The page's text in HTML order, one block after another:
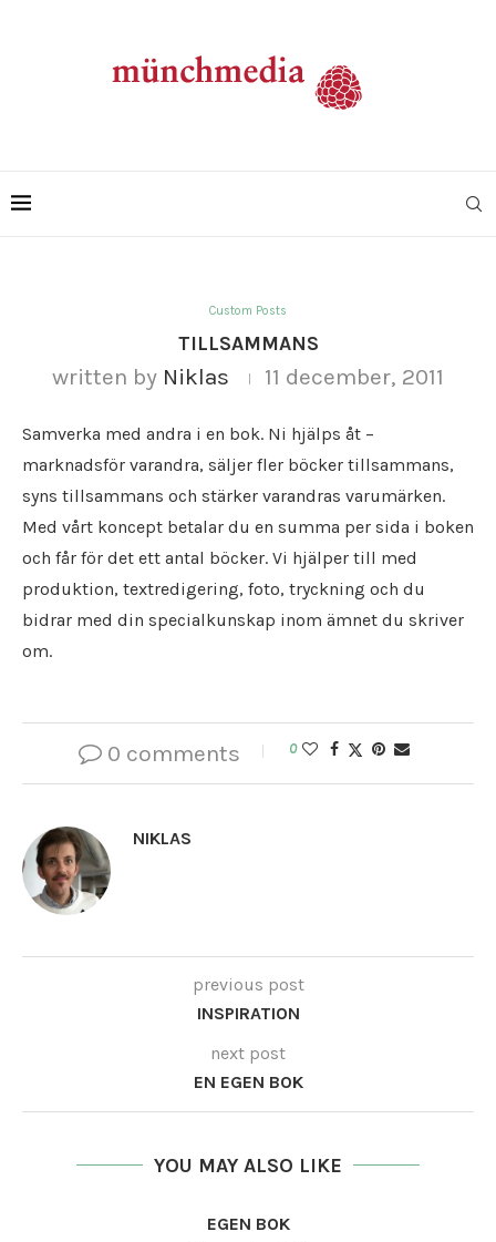
Custom Posts
TILLSAMMANS
written by Niklas 11 december, 2011
Samverka med andra i en bok. Ni hjälps åt –
marknadsför varandra, säljer fler böcker tillsammans,
syns tillsammans och stärker varandras varumärken.
Med vårt koncept betalar du en summa per sida i boken
och får för det ett antal böcker. Vi hjälper till med
produktion, textredigering, foto, tryckning och du
bidrar med din specialkunskap inom ämnet du skriver
om.
0 comments 0
NIKLAS
previous post
INSPIRATION
next post
EN EGEN BOK
YOU MAY ALSO LIKE
EGEN BOK